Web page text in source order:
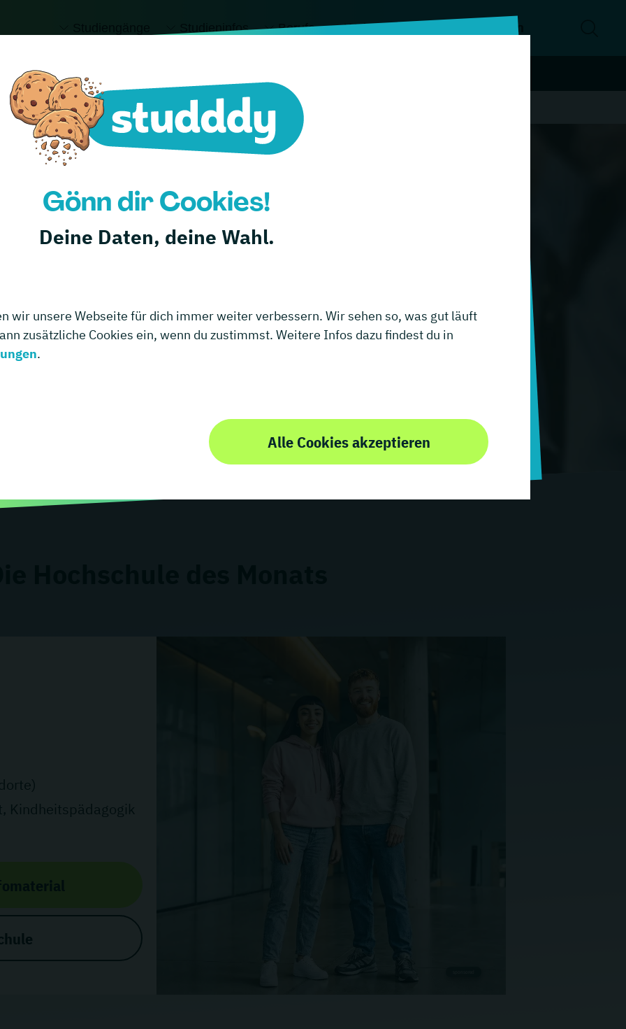
Studieninfos Berufe Weiterbildungen Hochschulen
AlleStudiengänge
Gönn dir Cookies!
Deine Daten, deine Wahl.
wir unsere Webseite für dich immer weiter verbessern. Wir sehen so, was gut läuft
zusätzliche Cookies ein, wenn du zustimmst. Weitere Infos dazu findest du in
.
Alle Cookies akzeptieren
Kindheitspädagogik